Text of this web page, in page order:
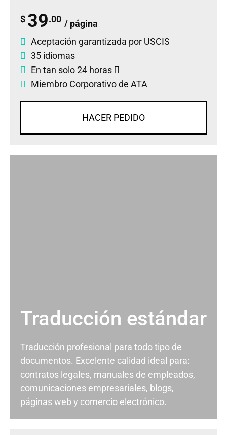
$ 39.00 / página
Aceptación garantizada por USCIS
35 idiomas
En tan solo 24 horas
Miembro Corporativo de ATA
HACER PEDIDO
Traducción estándar
Traducción profesional para todo tipo de
documentos. Excelente calidad ideal para:
contratos legales, manuales de empleados,
comunicaciones empresariales, blogs,
páginas web y comercio electrónico.